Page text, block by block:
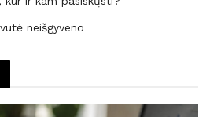
neišgyveno